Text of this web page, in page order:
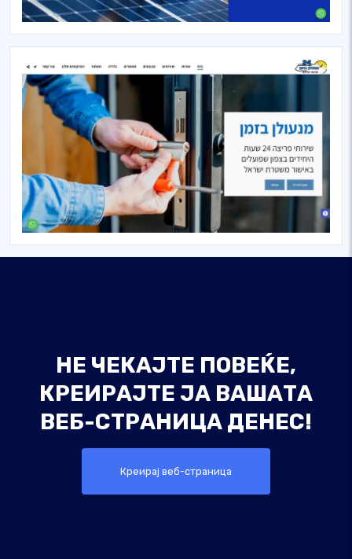
НЕ ЧЕКАЈТЕ ПОВЕЌЕ,
КРЕИРАЈТЕ ЈА ВАШАТА
ВЕБ-СТРАНИЦА ДЕНЕС!
Креирај веб-страница